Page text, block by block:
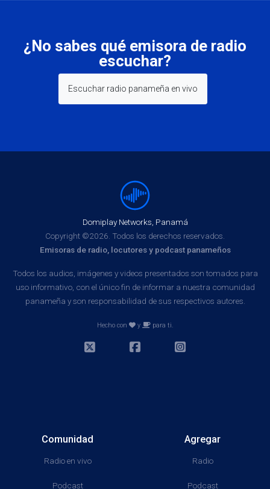
¿No sabes qué emisora de radio
escuchar?
Escuchar radio panameña en vivo
Domiplay Networks, Panamá
Copyright ©2026. Todos los derechos reservados.
Emisoras de radio, locutores y podcast panameños
Todos los audios, imágenes y videos presentados son tomados para
uso informativo, con el único fin de informar a nuestra comunidad
panameña y son responsabilidad de sus respectivos autores.
Hecho con y para ti.
Comunidad
Radio en vivo
Podcast
Agregar
Radio
Podcast